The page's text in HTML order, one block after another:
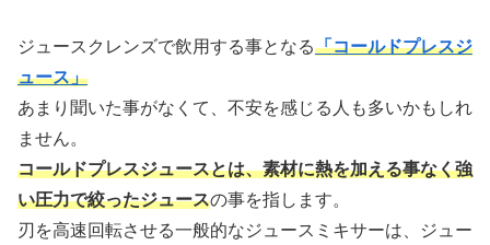
ジュースクレンズで飲用する事となる「コールドプレスジ
ュース」
あまり聞いた事がなくて、不安を感じる人も多いかもしれ
ません。
コールドプレスジュースとは、素材に熱を加える事なく強
い圧力で絞ったジュースの事を指します。
刃を高速回転させる一般的なジュースミキサーは、ジュー